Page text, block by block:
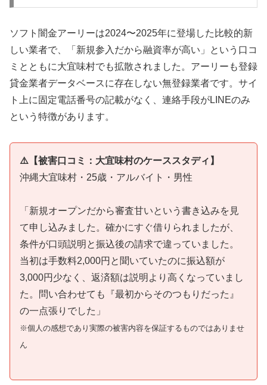
ソフト闇金アーリーは2024〜2025年に登場した比較的新
しい業者で、「新規参入だから融資率が高い」という口コ
ミとともに大宜味村でも拡散されました。アーリーも登録
貸金業者データベースに存在しない無登録業者です。サイ
ト上に固定電話番号の記載がなく、連絡手段がLINEのみ
という特徴があります。
⚠️【被害口コミ：大宜味村のケーススタディ】
沖縄大宜味村・25歳・アルバイト・男性
「新規オープンだから審査甘いという書き込みを見
て申し込みました。確かにすぐ借りられましたが、
条件が口頭説明と振込後の請求で違っていました。
当初は手数料2,000円と聞いていたのに振込額が
3,000円少なく、返済額は説明より高くなっていまし
た。問い合わせても『最初からそのつもりだった』
の一点張りでした」
※個人の感想であり実際の被害内容を保証するものではありませ
ん